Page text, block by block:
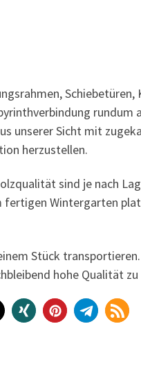
unserer Sicht mit
herzustellen.
sind je nach
fertigen Wintergarten
Stück
hohe Qualität